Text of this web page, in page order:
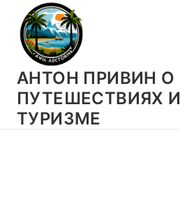
Перейти
содержимому
АНТОН ПРИВИН О
ПУТЕШЕСТВИЯХ И
ТУРИЗМЕ